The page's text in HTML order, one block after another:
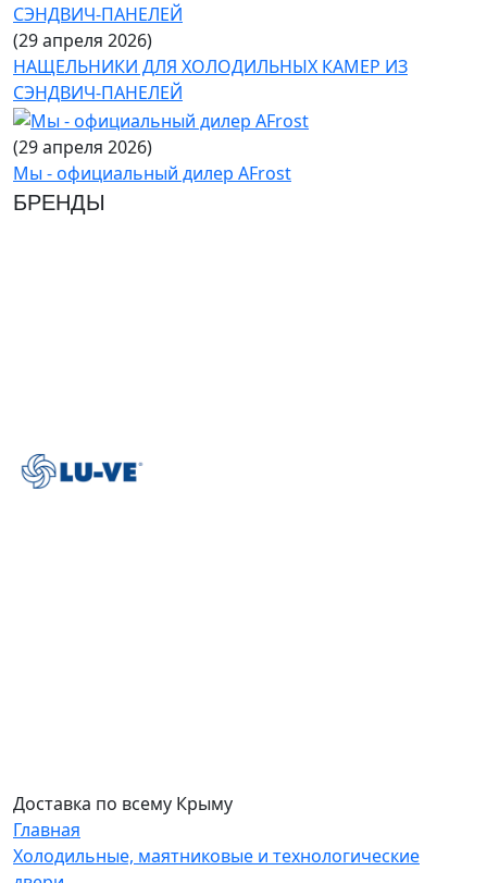
(29 апреля 2026)
НАЩЕЛЬНИКИ ДЛЯ ХОЛОДИЛЬНЫХ КАМЕР ИЗ
СЭНДВИЧ-ПАНЕЛЕЙ
(29 апреля 2026)
Мы - официальный дилер AFrost
БРЕНДЫ
Доставка по всему Крыму
Главная
Холодильные, маятниковые и технологические